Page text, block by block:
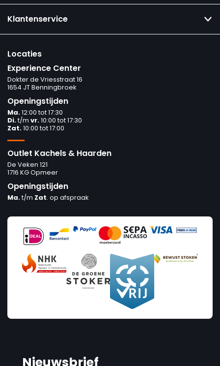
Klantenservice
Locaties
Experience Center
Dokter de Vriesstraat 16
1654 JT Benningbroek
Openingstijden
Ma.12:00 tot 17:30
Di.t/m vr.10:00 tot 17:30
Zat.10:00 tot 17:00
Outlet Kachels & Haarden
De Veken 121
1716 KG Opmeer
Openingstijden
Ma.t/m Zat. op afspraak
Nieuwsbrief